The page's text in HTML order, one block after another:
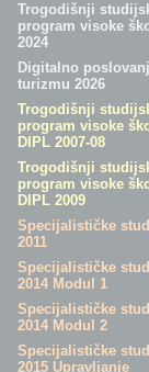
Trogodišnji
program visoke
2024
Digitalno
turizmu 2026
Trogodišnji
program visoke
DIPL 2007-08
Trogodišnji
program visoke
DIPL 2009
Specijalističke
2011
Specijalističke
2014 Modul 1
Specijalističke
2014 Modul 2
Specijalističke
2015 Upravljanje